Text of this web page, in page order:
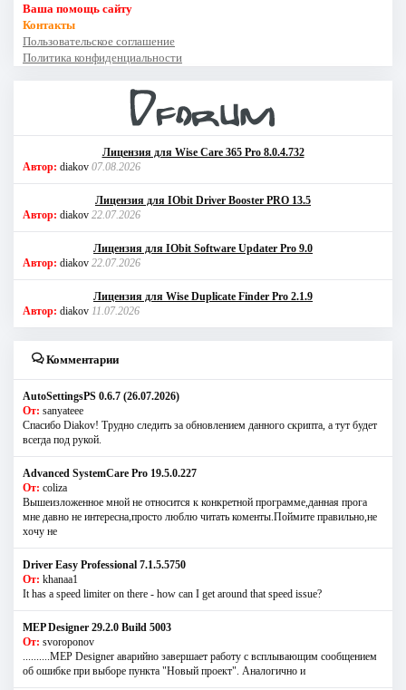
Ваша помощь сайту
Контакты
Пользовательское соглашение
Политика конфиденциальности
Лицензия для Wise Care 365 Pro 8.0.4.732
Автор: diakov 07.08.2026
Лицензия для IObit Driver Booster PRO 13.5
Автор: diakov 22.07.2026
Лицензия для IObit Software Updater Pro 9.0
Автор: diakov 22.07.2026
Лицензия для Wise Duplicate Finder Pro 2.1.9
Автор: diakov 11.07.2026
Комментарии
AutoSettingsPS 0.6.7 (26.07.2026)
От: sanyateee
Спасибо Diakov! Трудно следить за обновлением данного скрипта, а тут будет
всегда под рукой.
Advanced SystemCare Pro 19.5.0.227
От: coliza
Вышеизложенное мной не относится к конкретной программе,данная прога
мне давно не интересна,просто люблю читать коменты.Поймите правильно,не
хочу не
Driver Easy Professional 7.1.5.5750
От: khanaa1
It has a speed limiter on there - how can I get around that speed issue?
MEP Designer 29.2.0 Build 5003
От: svoroponov
..........MEP Designer аварийно завершает работу с всплывающим сообщением
об ошибке при выборе пункта "Новый проект". Аналогично и